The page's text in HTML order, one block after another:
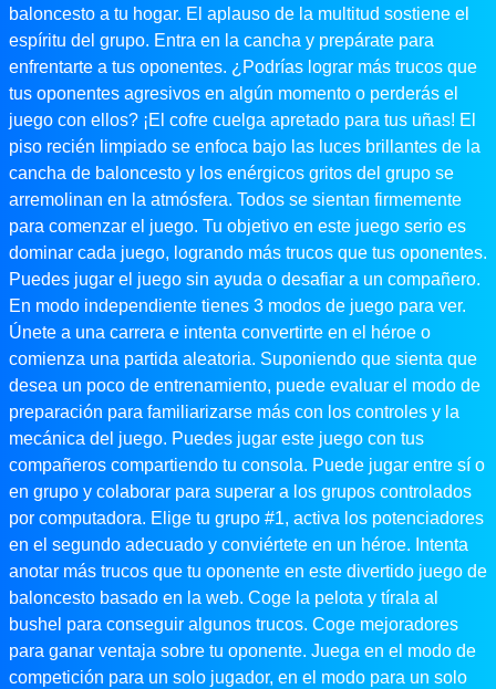
baloncesto a tu hogar. El aplauso de la multitud sostiene el
espíritu del grupo. Entra en la cancha y prepárate para
enfrentarte a tus oponentes. ¿Podrías lograr más trucos que
tus oponentes agresivos en algún momento o perderás el
juego con ellos? ¡El cofre cuelga apretado para tus uñas! El
piso recién limpiado se enfoca bajo las luces brillantes de la
cancha de baloncesto y los enérgicos gritos del grupo se
arremolinan en la atmósfera. Todos se sientan firmemente
para comenzar el juego. Tu objetivo en este juego serio es
dominar cada juego, logrando más trucos que tus oponentes.
Puedes jugar el juego sin ayuda o desafiar a un compañero.
En modo independiente tienes 3 modos de juego para ver.
Únete a una carrera e intenta convertirte en el héroe o
comienza una partida aleatoria. Suponiendo que sienta que
desea un poco de entrenamiento, puede evaluar el modo de
preparación para familiarizarse más con los controles y la
mecánica del juego. Puedes jugar este juego con tus
compañeros compartiendo tu consola. Puede jugar entre sí o
en grupo y colaborar para superar a los grupos controlados
por computadora. Elige tu grupo #1, activa los potenciadores
en el segundo adecuado y conviértete en un héroe. Intenta
anotar más trucos que tu oponente en este divertido juego de
baloncesto basado en la web. Coge la pelota y tírala al
bushel para conseguir algunos trucos. Coge mejoradores
para ganar ventaja sobre tu oponente. Juega en el modo de
competición para un solo jugador, en el modo para un solo